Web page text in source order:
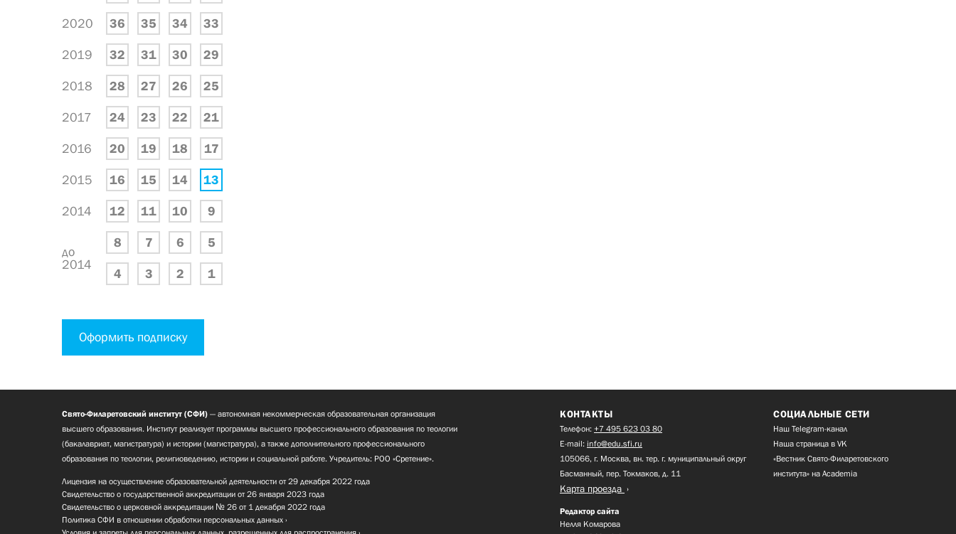
2020 36 35 34 33
2019 32 31 30 29
2018 28 27 26 25
2017 24 23 22 21
2016 20 19 18 17
2015 16 15 14 13
2014 12 11 10 9
до
2014
8 7 6 5
4 3 2 1
Оформить подписку
Свято-Филаретовский институт (СФИ) — автономная некоммерческая образовательная организация
высшего образования. Институт реализует программы высшего профессионального образования по теологии
(бакалавриат, магистратура) и истории (магистратура), а также дополнительного профессионального
образования по теологии, религиоведению, истории и социальной работе. Учредитель: РОО «Сретение».
Лицензия на осуществление образовательной деятельности от 29 декабря 2022 года
Свидетельство о государственной аккредитации от 26 января 2023 года
Свидетельство о церковной аккредитации № 26 от 1 декабря 2022 года
Политика СФИ в отношении обработки персональных данных
КОНТАКТЫ
Телефон: +7 495 623 03 80
E-mail: info@edu.sfi.ru
105066, г. Москва, вн. тер. г. муниципальный округ
Басманный, пер. Токмаков, д. 11
Карта проезда
Редактор сайта
Нелля Комарова
СОЦИАЛЬНЫЕ СЕТИ
Наш Telegram-канал
Наша страница в VK
«Вестник Свято-Филаретовского
института» на Academia